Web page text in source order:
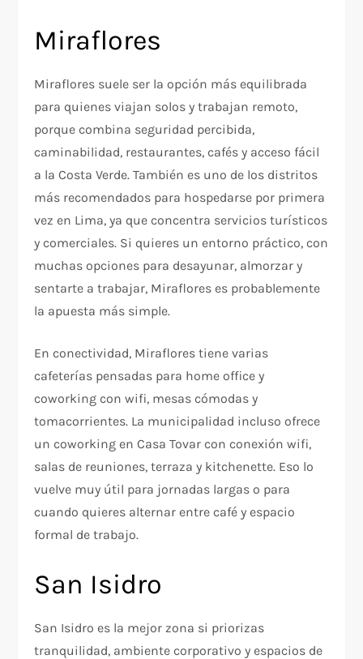
Miraflores
Miraflores suele ser la opción más equilibrada
para quienes viajan solos y trabajan remoto,
porque combina seguridad percibida,
caminabilidad, restaurantes, cafés y acceso fácil
a la Costa Verde. También es uno de los distritos
más recomendados para hospedarse por primera
vez en Lima, ya que concentra servicios turísticos
y comerciales. Si quieres un entorno práctico, con
muchas opciones para desayunar, almorzar y
sentarte a trabajar, Miraflores es probablemente
la apuesta más simple.
En conectividad, Miraflores tiene varias
cafeterías pensadas para home office y
coworking con wifi, mesas cómodas y
tomacorrientes. La municipalidad incluso ofrece
un coworking en Casa Tovar con conexión wifi,
salas de reuniones, terraza y kitchenette. Eso lo
vuelve muy útil para jornadas largas o para
cuando quieres alternar entre café y espacio
formal de trabajo.
San Isidro
San Isidro es la mejor zona si priorizas
tranquilidad, ambiente corporativo y espacios de